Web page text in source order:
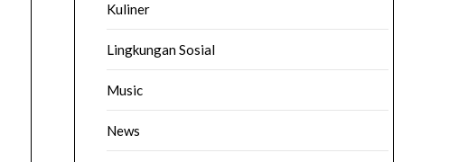
Kuliner
Lingkungan Sosial
Music
News